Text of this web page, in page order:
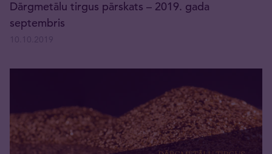
Dārgmetālu tirgus pārskats – 2019. gada
septembris